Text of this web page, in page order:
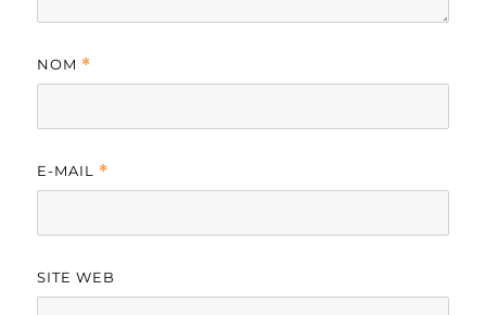
NOM *
E-MAIL *
SITE WEB